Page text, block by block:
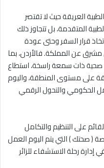
العريقة حيث لا تقتصر
المتقدمة، بل تتجاوز ذلك
قرار السفر وحتى عودة
مشرق عن المملكة. فالأردن، بما
ذات سمعة راسخة، استطاع
على مستوى المنطقة، واليوم
الحكومي والتحول الرقمي
على التنظيم والتكامل
( صحتك ) التي يتم اليوم العمل
رحلة الاستشفاء للزائر